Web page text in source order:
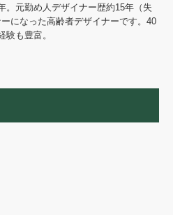
。元勤め人デザイナー歴約15年（失
になった高齢者デザイナーです。40
も豊富。